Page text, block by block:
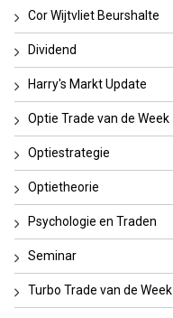
Cor Wijtvliet Beurshalte
Dividend
Harry's Markt Update
Optie Trade van de Week
Optiestrategie
Optietheorie
Psychologie en Traden
Seminar
Turbo Trade van de Week